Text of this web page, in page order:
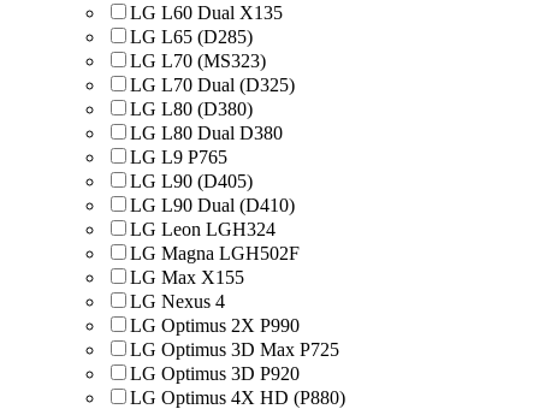
LG L60 Dual X135
LG L65 (D285)
LG L70 (MS323)
LG L70 Dual (D325)
LG L80 (D380)
LG L80 Dual D380
LG L9 P765
LG L90 (D405)
LG L90 Dual (D410)
LG Leon LGH324
LG Magna LGH502F
LG Max X155
LG Nexus 4
LG Optimus 2X P990
LG Optimus 3D Max P725
LG Optimus 3D P920
LG Optimus 4X HD (P880)